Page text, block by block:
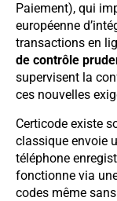
Paiement), qui
européenne
transactions en
de contrôle
supervisent la
ces nouvelles
Certicode existe
classique envoie
téléphone
fonctionne via
codes même